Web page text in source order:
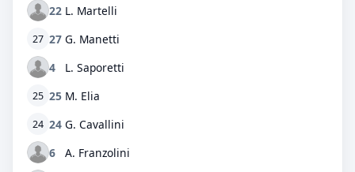
22 L. Martelli
27 27 G. Manetti
4
L. Saporetti
25 25 M. Elia
24 24 G. Cavallini
6
A. Franzolini